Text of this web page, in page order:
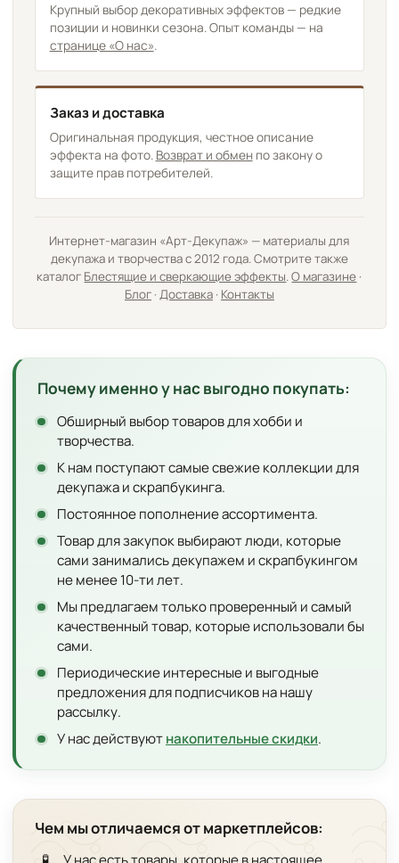
Крупный выбор декоративных эффектов — редкие
позиции и новинки сезона. Опыт команды — на
странице «О нас».
Заказ и доставка
Оригинальная продукция, честное описание
эффекта на фото. Возврат и обменпо закону о
защите прав потребителей.
Интернет-магазин «Арт-Декупаж» — материалы для
декупажа и творчества с 2012 года. Смотрите также
каталог Блестящие и сверкающие эффекты.О магазине ·
Блог· Доставка· Контакты
Почему именно у нас выгодно покупать:
Обширный выбор товаров для хобби и
творчества.
К нам поступают самые свежие коллекции для
декупажа и скрапбукинга.
Постоянное пополнение ассортимента.
Товар для закупок выбирают люди, которые
сами занимались декупажем и скрапбукингом
не менее 10-ти лет.
Мы предлагаем только проверенный и самый
качественный товар, которые использовали бы
сами.
Периодические интересные и выгодные
предложения для подписчиков на нашу
рассылку.
У нас действуютнакопительные скидки.
Чем мы отличаемся от маркетплейсов: